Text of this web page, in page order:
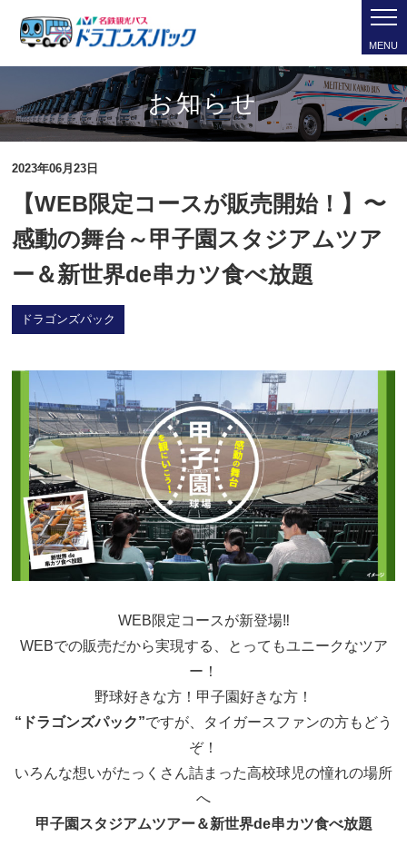
MENU
お知らせ
2023年06月23日
【WEB限定コースが販売開始！】〜
感動の舞台～甲子園スタジアムツア
ー＆新世界de串カツ食べ放題
ドラゴンズパック
WEB限定コースが新登場‼
WEBでの販売だから実現する、とってもユニークなツア
ー！
野球好きな方！甲子園好きな方！
“ドラゴンズパック”ですが、タイガースファンの方もどう
ぞ！
いろんな想いがたっくさん詰まった高校球児の憧れの場所
へ
甲子園スタジアムツアー＆新世界de串カツ食べ放題